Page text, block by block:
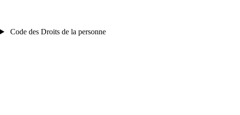
Code des Droits de la personne